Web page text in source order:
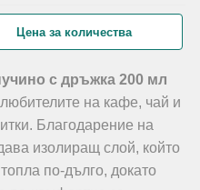
Цена за количества
с дръжка 200 мл
на кафе, чай и
Благодарение на
изолиращ слой, който
по-дълго, докато